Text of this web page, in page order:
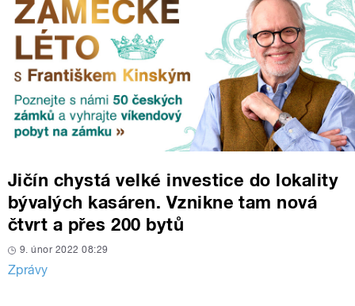
Jičín chystá velké investice do lokality
bývalých kasáren. Vznikne tam nová
čtvrt a přes 200 bytů
9. únor 2022 08:29
Zprávy